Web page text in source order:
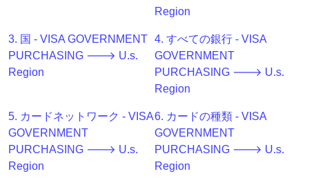
Checker
v2
BIN
Generator
from
Banks
Region
3. 国 - VISA GOVERNMENT
PURCHASING 🡒 U.s.
Region
4. すべての銀行 - VISA
GOVERNMENT
PURCHASING 🡒 U.s.
Region
5. カードネットワーク - VISA
GOVERNMENT
PURCHASING 🡒 U.s.
Region
6. カードの種類 - VISA
GOVERNMENT
PURCHASING 🡒 U.s.
Region